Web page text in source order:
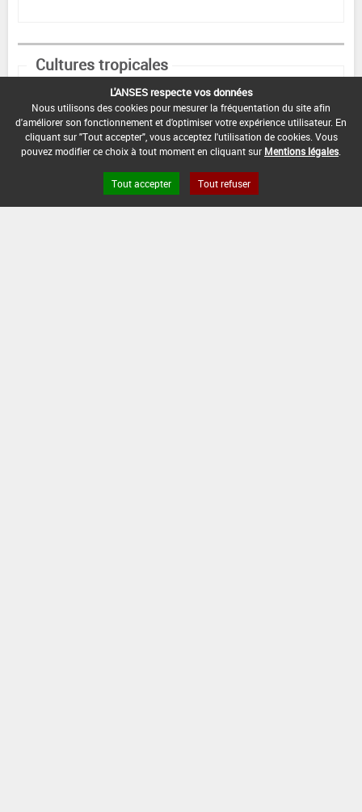
Cultures tropicales
DOSE
D'APPORT
NOMBRE
D'APPORT
STADE
CULTURAL
EPOQUES D'APPORT
L/ha
Min :-
Max :2
Min :-
Max :
Min :-
Commentaire (Min) :
Pendant la phase de
croissance finale d'hiver et
de printemps
L'ANSES respecte vos données
Nous utilisons des cookies pour mesurer la fréquentation du site afin
d'améliorer son fonctionnement et d'optimiser votre expérience utilisateur. En
cliquant sur "Tout accepter", vous acceptez l'utilisation de cookies. Vous
pouvez modifier ce choix à tout moment en cliquant sur Mentions légales
Tout accepter Tout refuser